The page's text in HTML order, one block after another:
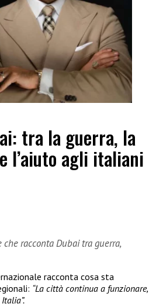
tra la guerra, la
l’aiuto agli italiani
che racconta Dubai tra guerra,
racconta cosa sta
“La città continua a funzionare,